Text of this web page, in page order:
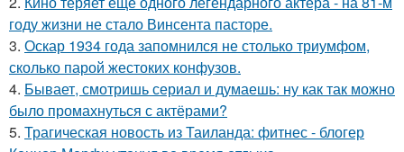
году жизни не стало Винсента пасторе.
3. Оскар 1934 года запомнился не столько триумфом,
сколько парой жестоких конфузов.
4. Бывает, смотришь сериал и думаешь: ну как так можно
было промахнуться с актёрами?
5. Трагическая новость из Таиланда: фитнес - блогер